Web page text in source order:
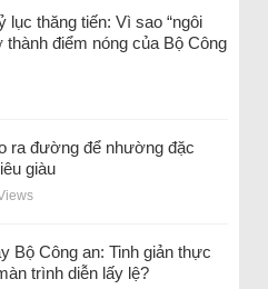
lục thăng tiến: Vì sao “ngôi
thành điểm nóng của Bộ Công
ra đường để nhường đặc
giàu
Bộ Công an: Tinh giản thực
trình diễn lấy lệ?